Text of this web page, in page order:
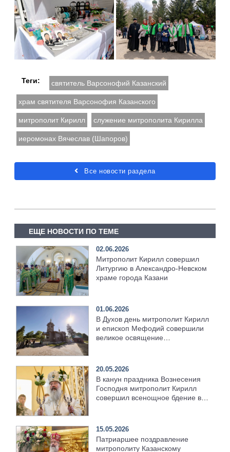
Теги: святитель Варсонофий Казанский
храм святителя Варсонофия Казанского
митрополит Кирилл служение митрополита Кирилла
иеромонах Вячеслав (Шапоров)
Все новости раздела
ЕЩЕ НОВОСТИ ПО ТЕМЕ
02.06.2026
Митрополит Кирилл совершил
Литургию в Александро-Невском
храме города Казани
01.06.2026
В Духов день митрополит Кирилл
и епископ Мефодий совершили
великое освящение
20.05.2026
В канун праздника Вознесения
Господня митрополит Кирилл
совершил всенощное бдение в
15.05.2026
Патриаршее поздравление
митрополиту Казанскому